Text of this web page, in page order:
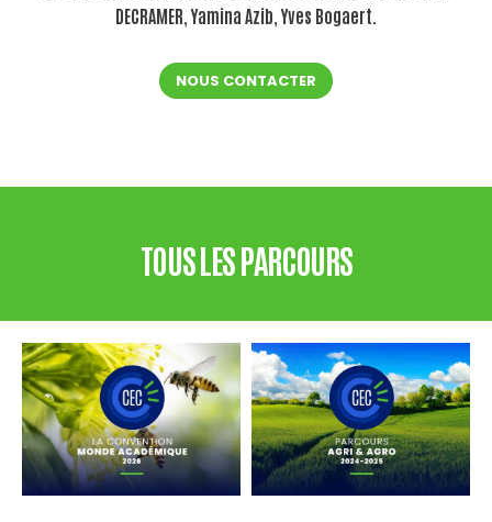
DECRAMER, Yamina Azib, Yves Bogaert.
NOUS CONTACTER
TOUS LES PARCOURS